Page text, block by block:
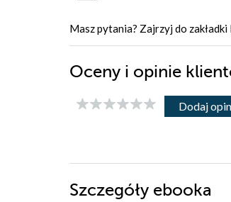
Masz pytania? Zajrzyj do zakładki
Oceny i opinie
Dodaj
Szczegóły ebooka